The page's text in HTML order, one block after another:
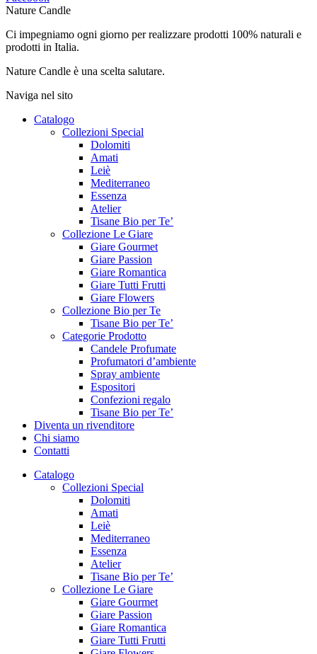
Nature Candle
Ci impegniamo ogni giorno per realizzare prodotti 100% naturali e
prodotti in Italia.
Nature Candle è una scelta salutare.
Naviga nel sito
Catalogo
Collezioni Special
Dolomiti
Amati
Leiè
Mediterraneo
Essenza
Atelier
Tisane Bio per Te’
Collezione Le Giare
Giare Gourmet
Giare Passion
Giare Romantica
Giare Tutti Frutti
Giare Flowers
Collezione Bio per Te
Tisane Bio per Te’
Categorie Prodotto
Candele Profumate
Profumatori d’ambiente
Spray ambiente
Espositori
Confezioni regalo
Tisane Bio per Te’
Diventa un rivenditore
Chi siamo
Contatti
Catalogo
Collezioni Special
Dolomiti
Amati
Leiè
Mediterraneo
Essenza
Atelier
Tisane Bio per Te’
Collezione Le Giare
Giare Gourmet
Giare Passion
Giare Romantica
Giare Tutti Frutti